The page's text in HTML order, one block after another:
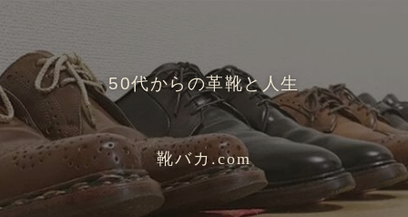
50代からの革靴と人生
靴バカ.com